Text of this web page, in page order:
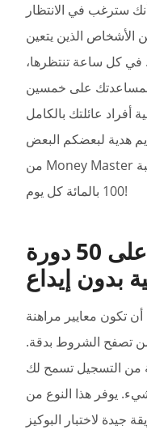
سترغب في الانتظار
الأشخاص الذين يتعين
في كل ساعة تنتظرها،
على خمسين
أفراد عائلتك بالكامل
هدية لبعضكم البعض
من Money Master دورات مجانية وعملات معدنية بنسبة
100 بالمائة كل يوم!
إليك كيفية الحصول على 50 دورة
بدون إيداع
تكون معايير مراهنة
من تصفح الشروط بدقة.
مجانية من التسجيل تسمح لك
يوفر هذا النوع من
جيدة لاختبار البوكيز